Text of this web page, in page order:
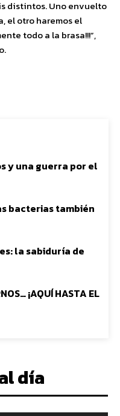
distintos. Uno envuelto
el otro haremos el
todo a la brasa!!!”,
y una guerra por el
bacterias también
la sabiduría de
¡AQUÍ HASTA EL
día